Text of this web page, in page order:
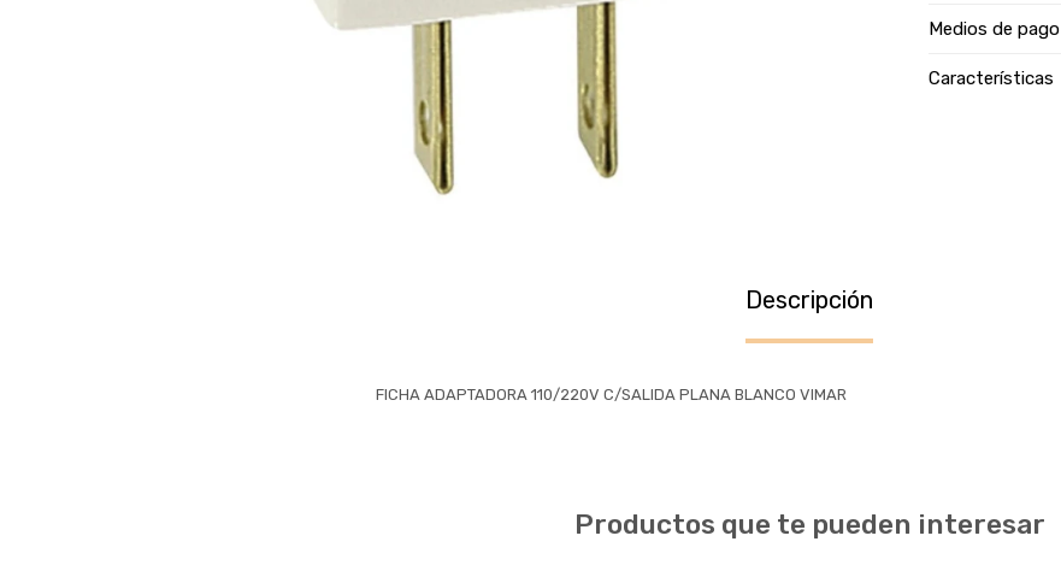
Medios de pago
Características
Descripción
FICHA ADAPTADORA 110/220V C/SALIDA PLANA BLANCO VIMAR
Productos que te pueden interesar